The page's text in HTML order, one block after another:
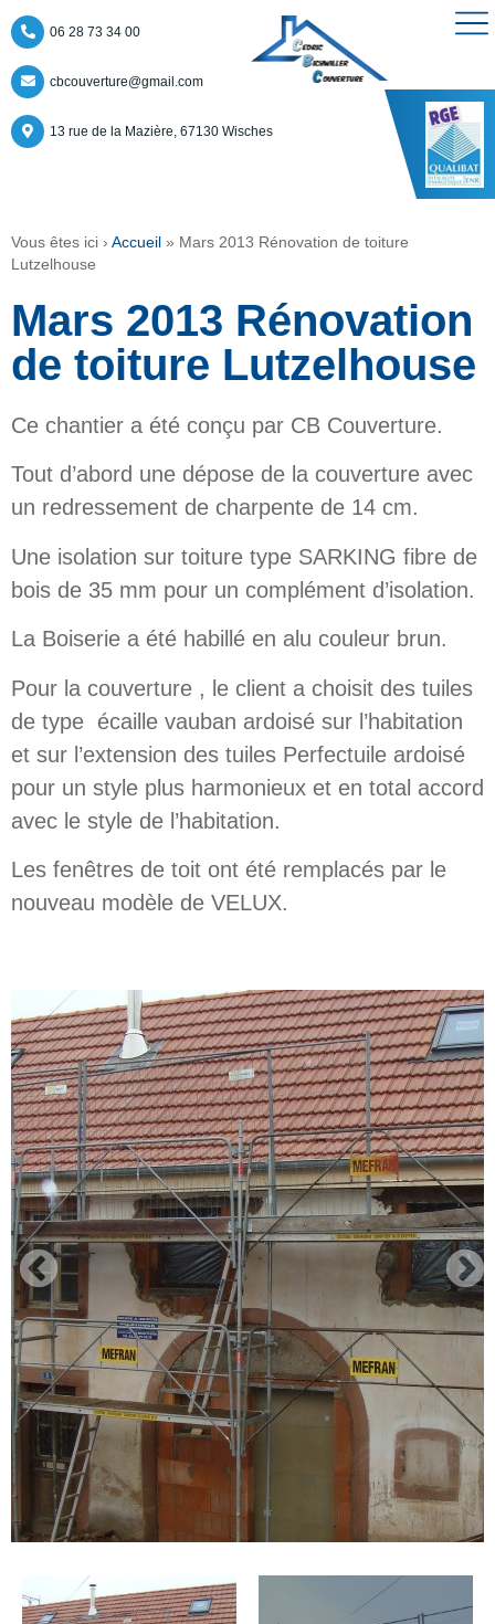
06 28 73 34 00
cbcouverture@gmail.com
13 rue de la Mazière, 67130 Wisches
Vous êtes ici › Accueil » Mars 2013 Rénovation de toiture
Lutzelhouse
Mars 2013 Rénovation
de toiture Lutzelhouse
Ce chantier a été conçu par CB Couverture.
Tout d’abord une dépose de la couverture avec
un redressement de charpente de 14 cm.
Une isolation sur toiture type SARKING fibre de
bois de 35 mm pour un complément d’isolation.
La Boiserie a été habillé en alu couleur brun.
Pour la couverture , le client a choisit des tuiles
de type écaille vauban ardoisé sur l’habitation
et sur l’extension des tuiles Perfectuile ardoisé
pour un style plus harmonieux et en total accord
avec le style de l’habitation.
Les fenêtres de toit ont été remplacés par le
nouveau modèle de VELUX.